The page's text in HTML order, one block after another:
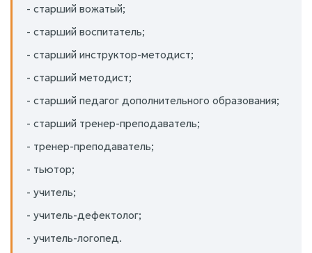
- старший вожатый;
- старший воспитатель;
- старший инструктор-методист;
- старший методист;
- старший педагог дополнительного образования;
- старший тренер-преподаватель;
- тренер-преподаватель;
- тьютор;
- учитель;
- учитель-дефектолог;
- учитель-логопед.